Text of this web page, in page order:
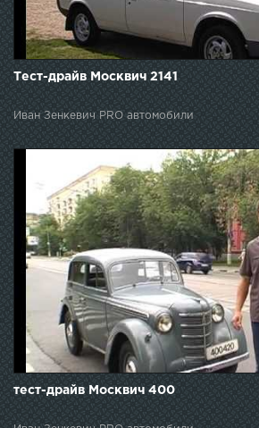
Тест-драйв Москвич 2141
Иван Зенкевич PRO автомобили
тест-драйв Москвич 400